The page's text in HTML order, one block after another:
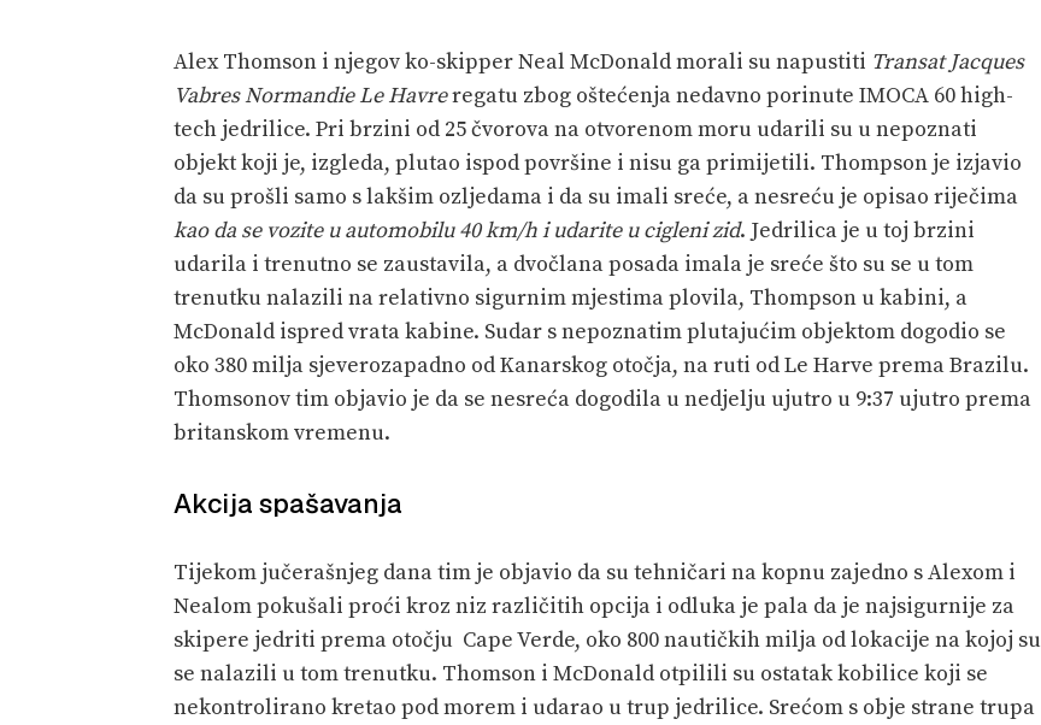
Alex Thomson i njegov ko-skipper Neal McDonald morali su napustiti Transat Jacques
Vabres Normandie Le Havreregatu zbog oštećenja nedavno porinute IMOCA 60 high-
tech jedrilice. Pri brzini od 25 čvorova na otvorenom moru udarili su u nepoznati
objekt koji je, izgleda, plutao ispod površine i nisu ga primijetili. Thompson je izjavio
da su prošli samo s lakšim ozljedama i da su imali sreće, a nesreću je opisao riječima
kao da se vozite u automobilu 40 km/h i udarite u cigleni zid. Jedrilica je u toj brzini
udarila i trenutno se zaustavila, a dvočlana posada imala je sreće što su se u tom
trenutku nalazili na relativno sigurnim mjestima plovila, Thompson u kabini, a
McDonald ispred vrata kabine. Sudar s nepoznatim plutajućim objektom dogodio se
oko 380 milja sjeverozapadno od Kanarskog otočja, na ruti od Le Harve prema Brazilu.
Thomsonov tim objavio je da se nesreća dogodila u nedjelju ujutro u 9:37 ujutro prema
britanskom vremenu.
Akcija spašavanja
Tijekom jučerašnjeg dana tim je objavio da su tehničari na kopnu zajedno s Alexom i
Nealom pokušali proći kroz niz različitih opcija i odluka je pala da je najsigurnije za
skipere jedriti prema otočju Cape Verde, oko 800 nautičkih milja od lokacije na kojoj su
se nalazili u tom trenutku. Thomson i McDonald otpilili su ostatak kobilice koji se
nekontrolirano kretao pod morem i udarao u trup jedrilice. Srećom s obje strane trupa